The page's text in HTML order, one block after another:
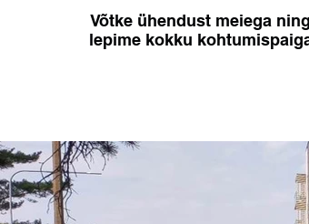
Võtke ühendust meiega ning
lepime kokku